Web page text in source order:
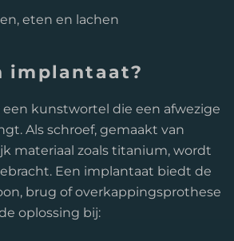
eten en lachen
implantaat?
kunstwortel die een afwezige
Als schroef, gemaakt van
materiaal zoals titanium, wordt
Een implantaat biedt de
brug of overkappingsprothese
oplossing bij: